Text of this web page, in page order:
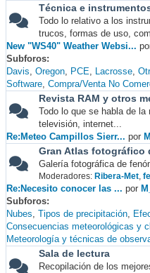
Técnica e
Todo lo relativo a los
trucos, formas de uso,
New "WS40" Weather Websi...
Subforos
Davis Oregon PCE Lacrosse
Software Compra/Venta No
Revista RAM y otros
Todo lo que se habla de
televisión, internet...
Re:Meteo Campillos Sierr... por
Gran Atlas fotográfico
Galería fotográfica de
Moderadores: Ribera-Met,
Re:Necesito conocer las ... por
Subforos
Nubes Tipos de precipitación
Consecuencias meteorológicas y
Meteorología y técnicas de
Sala de lectura
Recopilación de los